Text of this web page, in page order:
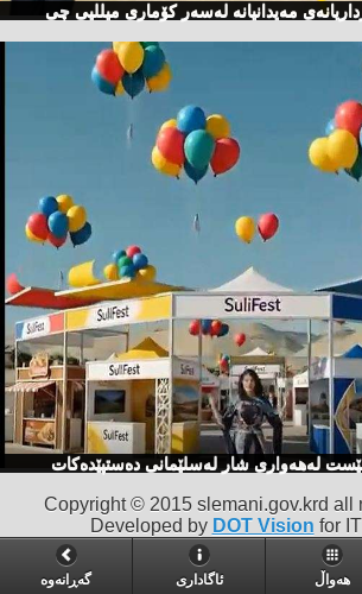
مەیدانیانە لەسەر كۆماری میللیی چی
لەهەواری شار لەسلێمانی دەستپێدەكات
Copyright © 2015 slemani.gov.krd all
Developed by DOT Vision for
هەواڵ ئاگاداری گه‌ڕانه‌وه‌